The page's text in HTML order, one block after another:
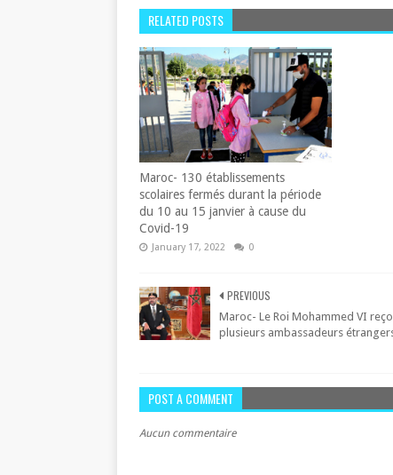
RELATED POSTS
Maroc- 130 établissements
scolaires fermés durant la période
du 10 au 15 janvier à cause du
Covid-19
January 17, 2022 0
PREVIOUS
Maroc- Le Roi Mohammed VI
plusieurs ambassadeurs
POST A COMMENT
Aucun commentaire